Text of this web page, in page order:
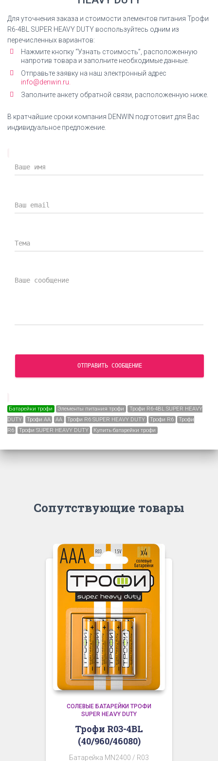
Для уточнения заказа и стоимости элементов питания Трофи
R6-4BL SUPER HEAVY DUTY воспользуйтесь одним из
перечисленных вариантов:
Нажмите кнопку “Узнать стоимость”, расположенную
напротив товара и заполните необходимые данные.
Отправьте заявку на наш электронный адрес
info@denwin.ru.
Заполните анкету обратной связи, расположенную ниже.
В кратчайшие сроки компания DENWIN подготовит для Вас
индивидуальное предложение.
ОТПРАВИТЬ СООБЩЕНИЕ
Батарейки трофи Элементы питания трофи
Трофи R6-4BL SUPER HEAVY
DUTY
Трофи АА АА Трофи R6 SUPER HEAVY DUTY Трофи R6
Трофи
R6
Трофи SUPER HEAVY DUTY Купить батарейки трофи
Сопутствующие товары
СОЛЕВЫЕ БАТАРЕЙКИ ТРОФИ
SUPER HEAVY DUTY
Трофи R03-4BL
(40/960/46080)
Батарейка MN2400 / R03